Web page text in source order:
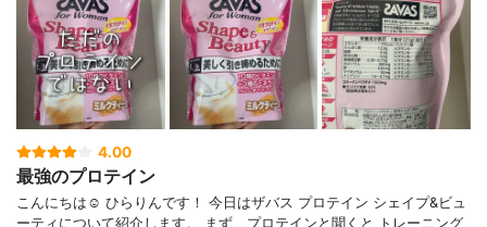
4.00
最強のプロテイン
こんにちは☺️ ひらりんです！ 今日はザバス プロテイン シェイプ&ビュ
ーティについて紹介します。 まず、プロテインと聞くと トレーニング